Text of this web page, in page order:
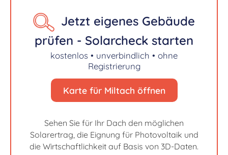
Jetzt eigenes Gebäude
prüfen - Solarcheck starten
kostenlos • unverbindlich • ohne
Registrierung
Karte für Miltach öffnen
Sehen Sie für Ihr Dach den möglichen
Solarertrag, die Eignung für Photovoltaik und
die Wirtschaftlichkeit auf Basis von 3D-Daten.